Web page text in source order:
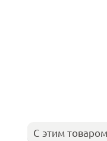
С этим